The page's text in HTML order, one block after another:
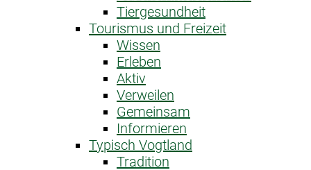
Tiergesundheit
Tourismus und Freizeit
Wissen
Erleben
Aktiv
Verweilen
Gemeinsam
Informieren
Typisch Vogtland
Tradition